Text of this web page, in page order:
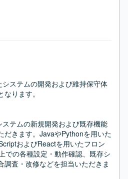
ステムの開発および維持保守体
ります。
テムの新規開発および既存機能
だきます。JavaやPythonを用いた
およびReactを用いたフロン
での各種設定・動作確認、既存シ
調査・改修などを担当いただきま